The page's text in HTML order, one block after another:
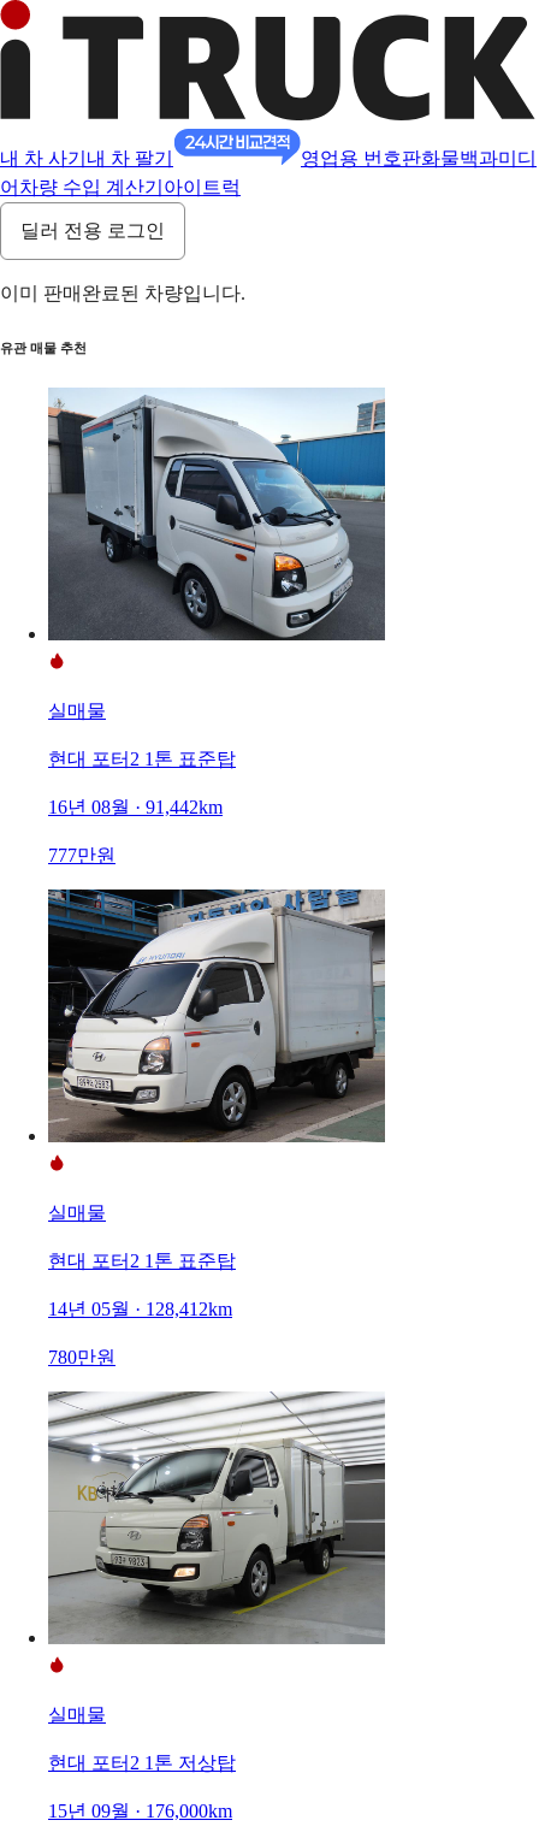
내 차 사기 내 차 팔기 영업용 번호판화물백과미디
어 차량 수입 계산기 아이트럭
딜러 전용 로그인
이미 판매완료된 차량입니다.
유관 매물 추천
실매물
현대 포터2 1톤 표준탑
16년 08월 · 91,442km
777만원
실매물
현대 포터2 1톤 표준탑
14년 05월 · 128,412km
780만원
실매물
현대 포터2 1톤 저상탑
15년 09월 · 176,000km